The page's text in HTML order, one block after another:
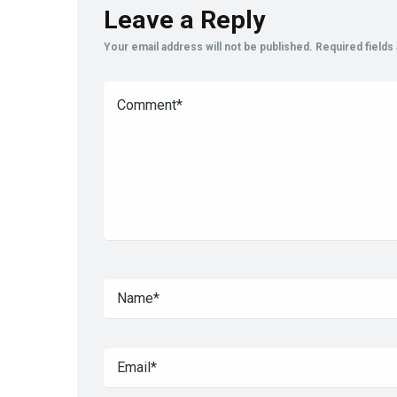
Leave a Reply
Your email address will not be published. Required fields